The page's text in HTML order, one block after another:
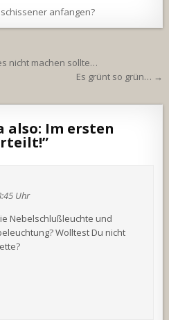
anfangen?
nicht machen sollte…
Es grünt so grün… →
also: Im ersten
”
Uhr
Nebelschlußleuchte und
Wolltest Du nicht